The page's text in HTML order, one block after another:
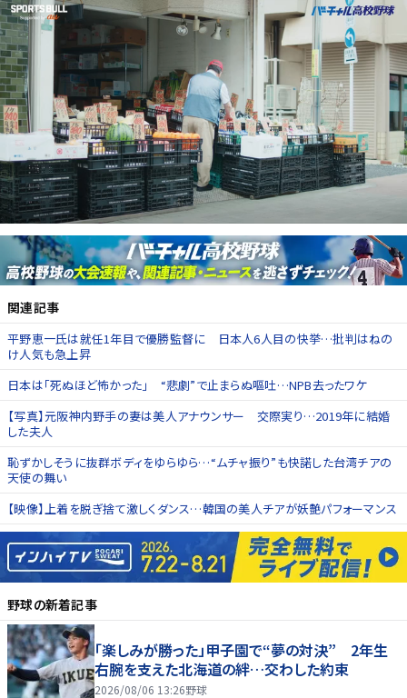
関連記事
平野恵一氏は就任1年目で優勝監督に 日本人6人目の快挙…批判はねの
け人気も急上昇
日本は「死ぬほど怖かった」 “悲劇”で止まらぬ嘔吐…NPB去ったワケ
【写真】元阪神内野手の妻は美人アナウンサー 交際実り…2019年に結婚
した夫人
恥ずかしそうに抜群ボディをゆらゆら…“ムチャ振り”も快諾した台湾チアの
天使の舞い
【映像】上着を脱ぎ捨て激しくダンス…韓国の美人チアが妖艶パフォーマンス
野球の新着記事
「楽しみが勝った」甲子園で“夢の対決” 2年生
右腕を支えた北海道の絆…交わした約束
2026/08/06 13:26野球